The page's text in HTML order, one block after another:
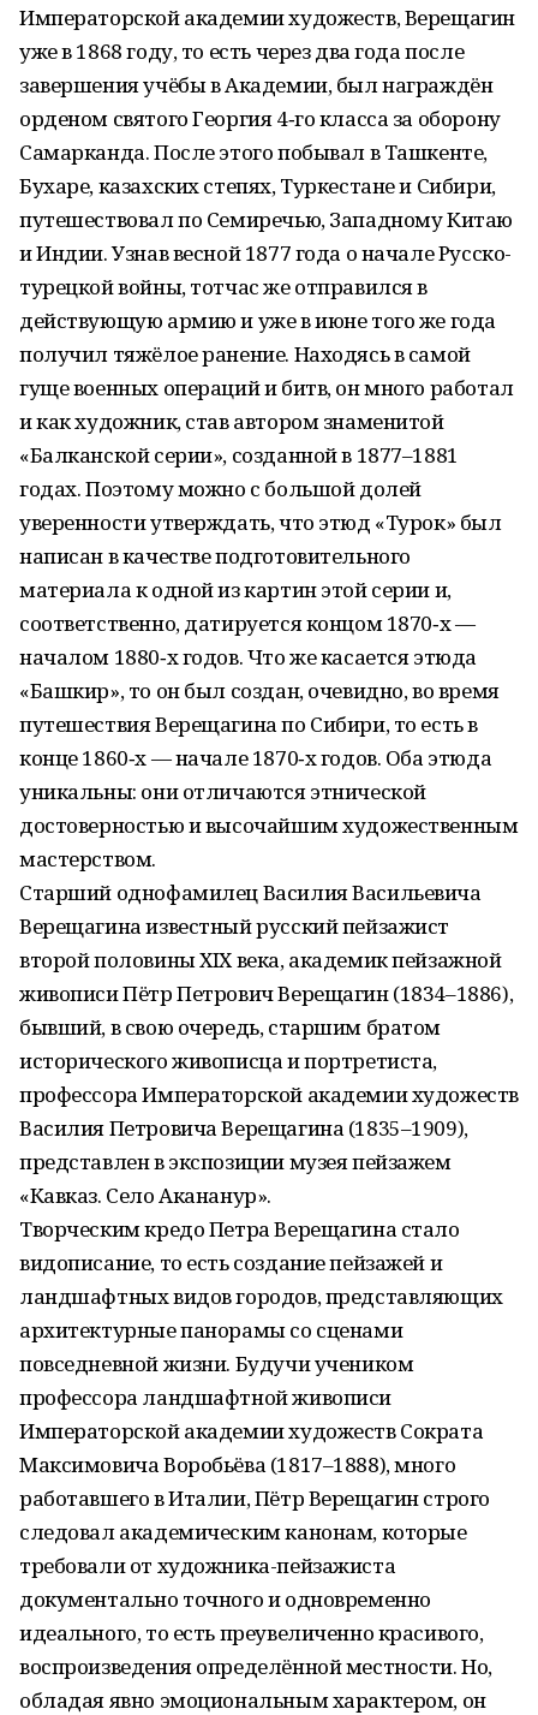
Императорской академии художеств, Верещагин
уже в 1868 году, то есть через два года после
завершения учёбы в Академии, был награждён
орденом святого Георгия 4‑го класса за оборону
Самарканда. После этого побывал в Ташкенте,
Бухаре, казахских степях, Туркестане и Сибири,
путешествовал по Семиречью, Западному Китаю
и Индии. Узнав весной 1877 года о начале Русско-
турецкой войны, тотчас же отправился в
действующую армию и уже в июне того же года
получил тяжёлое ранение. Находясь в самой
гуще военных операций и битв, он много работал
и как художник, став автором знаменитой
«Балканской серии», созданной в 1877–1881
годах. Поэтому можно с большой долей
уверенности утверждать, что этюд «Турок» был
написан в качестве подготовительного
материала к одной из картин этой серии и,
соответственно, датируется концом 1870‑х —
началом 1880‑х годов. Что же касается этюда
«Башкир», то он был создан, очевидно, во время
путешествия Верещагина по Сибири, то есть в
конце 1860‑х — начале 1870‑х годов. Оба этюда
уникальны: они отличаются этнической
достоверностью и высочайшим художественным
мастерством.
Старший однофамилец Василия Васильевича
Верещагина известный русский пейзажист
второй половины ХIХ века, академик пейзажной
живописи Пётр Петрович Верещагин (1834–1886),
бывший, в свою очередь, старшим братом
исторического живописца и портретиста,
профессора Императорской академии художеств
Василия Петровича Верещагина (1835–1909),
представлен в экспозиции музея пейзажем
«Кавказ. Село Акананур».
Творческим кредо Петра Верещагина стало
видописание, то есть создание пейзажей и
ландшафтных видов городов, представляющих
архитектурные панорамы со сценами
повседневной жизни. Будучи учеником
профессора ландшафтной живописи
Императорской академии художеств Сократа
Максимовича Воробьёва (1817–1888), много
работавшего в Италии, Пётр Верещагин строго
следовал академическим канонам, которые
требовали от художника-пейзажиста
документально точного и одновременно
идеального, то есть преувеличенно красивого,
воспроизведения определённой местности. Но,
обладая явно эмоциональным характером, он